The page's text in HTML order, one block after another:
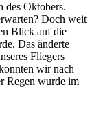
des Oktobers.
Doch weit
Blick auf die
Das änderte
Fliegers
wir nach
Regen wurde im